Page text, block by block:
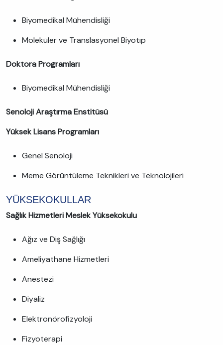
Biyomedikal Mühendisliği
Moleküler ve Translasyonel Biyotıp
Doktora Programları
Biyomedikal Mühendisliği
Senoloji Araştırma Enstitüsü
Yüksek Lisans Programları
Genel Senoloji
Meme Görüntüleme Teknikleri ve Teknolojileri
YÜKSEKOKULLAR
Sağlık Hizmetleri Meslek Yüksekokulu
Ağız ve Diş Sağlığı
Ameliyathane Hizmetleri
Anestezi
Diyaliz
Elektronörofizyoloji
Fizyoterapi